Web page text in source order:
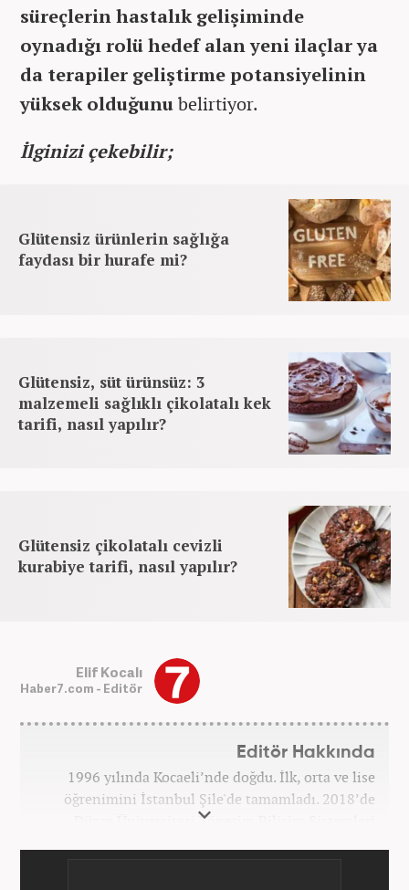
süreçlerin hastalık gelişiminde
oynadığı rolü hedef alan yeni ilaçlar ya
da terapiler geliştirme potansiyelinin
yüksek olduğunubelirtiyor.
İlginizi çekebilir;
Glütensiz ürünlerin sağlığa
faydası bir hurafe mi?
Glütensiz, süt ürünsüz: 3
malzemeli sağlıklı çikolatalı kek
tarifi, nasıl yapılır?
Glütensiz çikolatalı cevizli
kurabiye tarifi, nasıl yapılır?
Elif Kocalı
Haber7.com - Editör
Editör Hakkında
1996 yılında Kocaeli’nde doğdu. İlk, orta ve lise
öğrenimini İstanbul Şile'de tamamladı. 2018’de
Düzce Üniversitesi Yönetim Bilişim Sistemleri